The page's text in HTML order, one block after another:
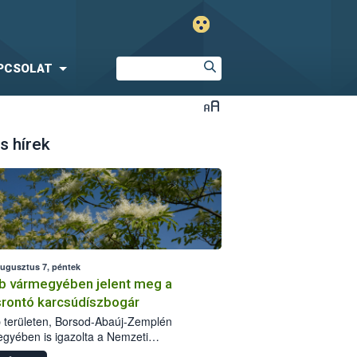
hírek
7, péntek
vármegyében jelent meg a
karcsúdíszbogár
területen, Borsod-Abaúj-Zemplén
is igazolta a Nemzeti
biztonsági Hivatal (Nébih) a